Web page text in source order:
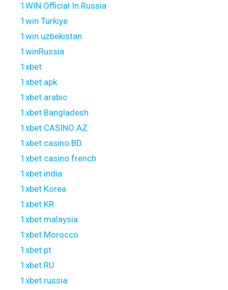
1WIN Official In Russia
1win Turkiye
1win uzbekistan
1winRussia
1xbet
1xbet apk
1xbet arabic
1xbet Bangladesh
1xbet CASINO AZ
1xbet casino BD
1xbet casino french
1xbet india
1xbet Korea
1xbet KR
1xbet malaysia
1xbet Morocco
1xbet pt
1xbet RU
1xbet russia